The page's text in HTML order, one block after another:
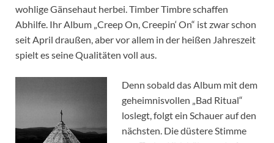
wohlige Gänsehaut herbei. Timber Timbre schaffen
Abhilfe. Ihr Album „Creep On, Creepin‘ On“ ist zwar schon
seit April draußen, aber vor allem in der heißen Jahreszeit
spielt es seine Qualitäten voll aus.
Denn sobald das Album mit dem
geheimnisvollen „Bad Ritual“
loslegt, folgt ein Schauer auf den
nächsten. Die düstere Stimme